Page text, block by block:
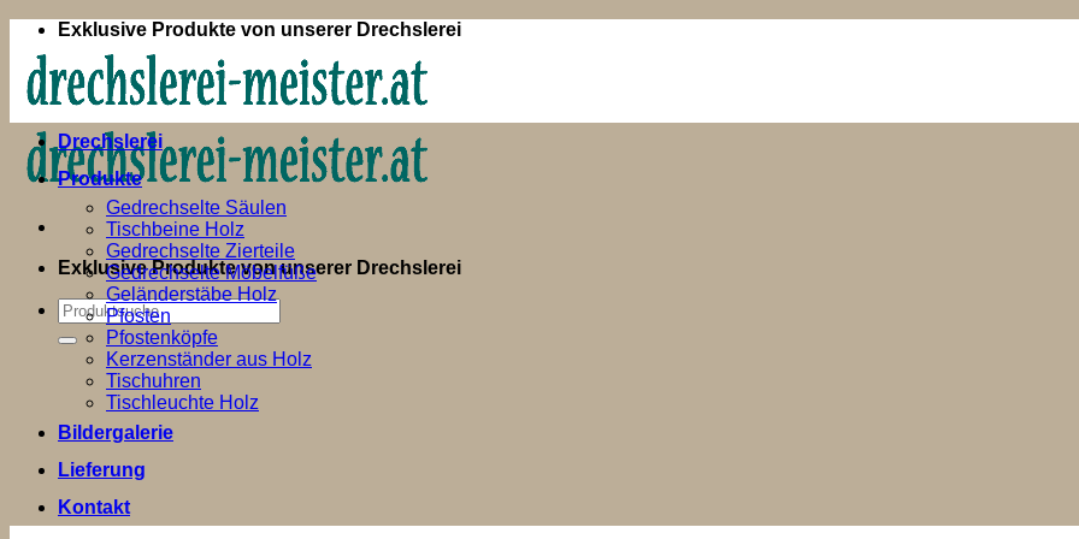
Zum
Inhalt
springen
Exklusive Produkte von unserer Drechslerei
Exklusive Produkte von unserer Drechslerei
Suchen
nach:
Drechslerei
Produkte
Gedrechselte Säulen
Tischbeine Holz
Gedrechselte Zierteile
Gedrechselte Möbelfüße
Geländerstäbe Holz
Pfosten
Pfostenköpfe
Kerzenständer aus Holz
Tischuhren
Tischleuchte Holz
Bildergalerie
Lieferung
Kontakt